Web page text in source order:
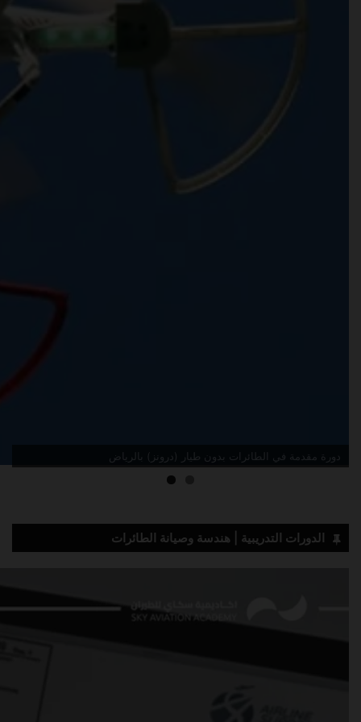
دورة مقدمة في الطائرات بدون طيار (درونز) بالرياض
الدورات التدريبية | هندسة وصيانة الطائرات